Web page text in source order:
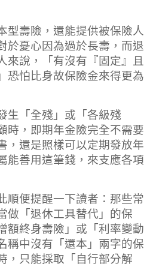
型壽險，還能提供被保險人
於憂心因為過於長壽，而退
來說，「有沒有『固定』且
恐怕比身故保險金來得更為
生「全殘」或「各級殘
時，即期年金險完全不需要
，還是照樣可以定期發放年
能善用這筆錢，來支應各項
順便提醒一下讀者：那些常
做「退休工具替代」的保
額終身壽險」或「利率變動
稱中沒有「還本」兩字的保
，只能採取「自行部分解